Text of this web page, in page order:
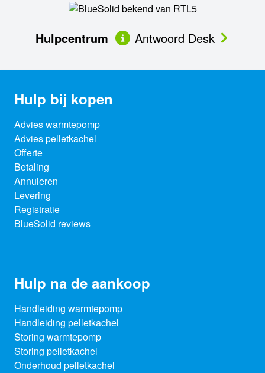
Hulpcentrum Antwoord Desk
Hulp bij kopen
Advies warmtepomp
Advies pelletkachel
Offerte
Betaling
Annuleren
Levering
Registratie
BlueSolid reviews
Hulp na de aankoop
Handleiding warmtepomp
Handleiding pelletkachel
Storing warmtepomp
Storing pelletkachel
Onderhoud pelletkachel